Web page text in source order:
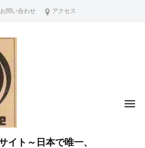
お問い合わせ アクセス
イト～日本で唯一、
メ